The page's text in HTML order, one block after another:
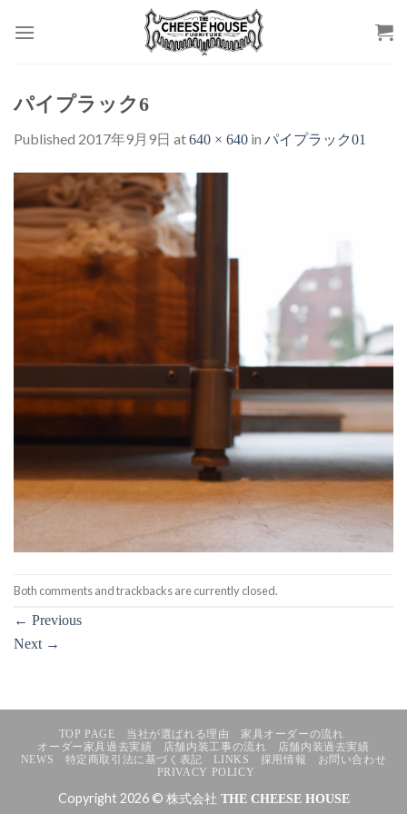
パイプラック6
Published 2017年9月9日 at640 × 640 in パイプラック01
Both comments and trackbacks are currently closed.
← Previous
Next →
TOP PAGE 当社が選ばれる理由
家具オーダーの流れ
オーダー家具過去実績
店舗内装工事の流れ
店舗内装過去実績
NEWS
特定商取引法に基づく表記 LINKS 採用情報
お問い合わせ
PRIVACY POLICY
Copyright 2026 © 株式会社 THE CHEESE HOUSE